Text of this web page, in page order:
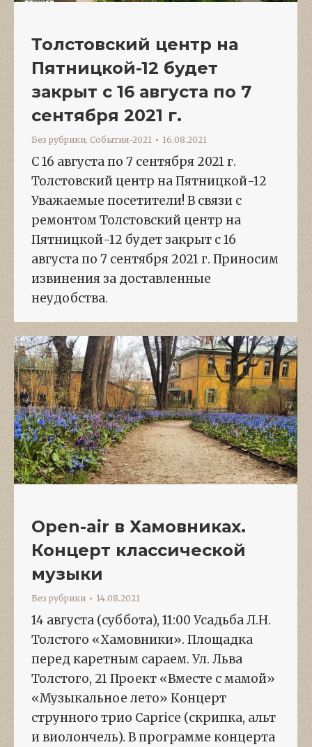
Толстовский центр на
Пятницкой-12 будет
закрыт с 16 августа по 7
сентября 2021 г.
Без рубрики, События-2021 16.08.2021
С 16 августа по 7 сентября 2021 г.
Толстовский центр на Пятницкой-12
Уважаемые посетители! В связи с
ремонтом Толстовский центр на
Пятницкой-12 будет закрыт с 16
августа по 7 сентября 2021 г. Приносим
извинения за доставленные
неудобства.
Open-air в Хамовниках.
Концерт классической
музыки
Без рубрики 14.08.2021
14 августа (суббота), 11:00 Усадьба Л.Н.
Толстого «Хамовники». Площадка
перед каретным сараем. Ул. Льва
Толстого, 21 Проект «Вместе с мамой»
«Музыкальное лето» Концерт
струнного трио Caprice (скрипка, альт
и виолончель). В программе концерта